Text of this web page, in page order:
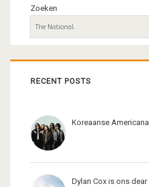
sidebar
Zoeken
RECENT POSTS
Koreaanse Americana
Dylan Cox is ons dear